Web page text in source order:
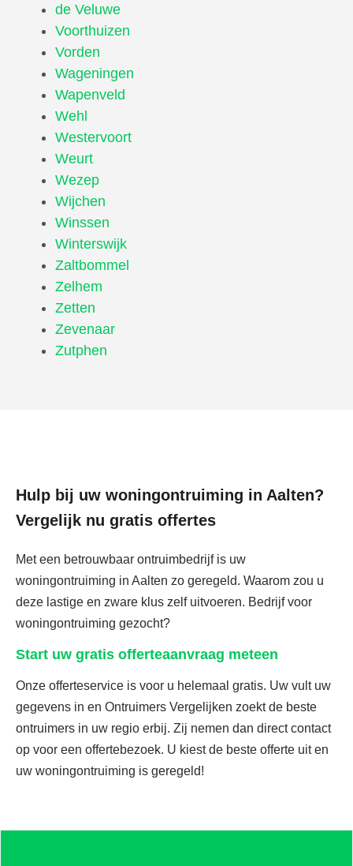
de Veluwe
Voorthuizen
Vorden
Wageningen
Wapenveld
Wehl
Westervoort
Weurt
Wezep
Wijchen
Winssen
Winterswijk
Zaltbommel
Zelhem
Zetten
Zevenaar
Zutphen
Hulp bij uw woningontruiming in Aalten?
Vergelijk nu gratis offertes
Met een betrouwbaar ontruimbedrijf is uw
woningontruiming in Aalten zo geregeld. Waarom zou u
deze lastige en zware klus zelf uitvoeren. Bedrijf voor
woningontruiming gezocht?
Start uw gratis offerteaanvraag meteen
Onze offerteservice is voor u helemaal gratis. Uw vult uw
gegevens in en Ontruimers Vergelijken zoekt de beste
ontruimers in uw regio erbij. Zij nemen dan direct contact
op voor een offertebezoek. U kiest de beste offerte uit en
uw woningontruiming is geregeld!